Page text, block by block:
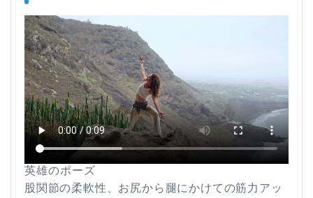
英雄のポーズ
股関節の柔軟性、お尻から腿にかけての筋力アッ